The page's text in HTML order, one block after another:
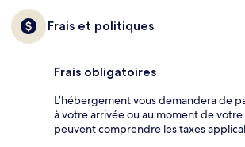
Frais et politiques
Frais obligatoires
L’hébergement vous demandera de
à votre arrivée ou au moment de
peuvent comprendre les taxes